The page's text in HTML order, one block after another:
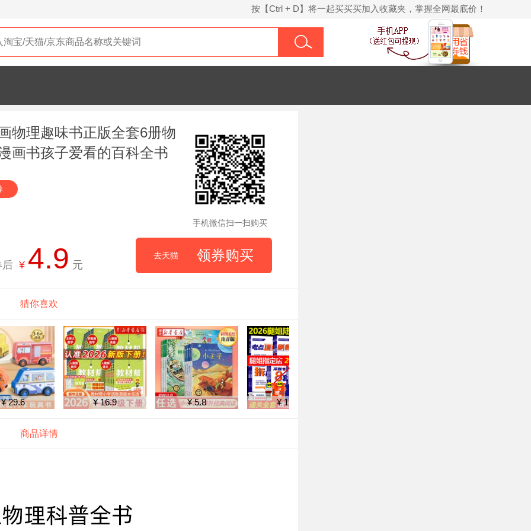
按【Ctrl + D】将一起买买买加入收藏夹，掌握全网最底价！
物理趣味书正版全套6册物
画书孩子爱看的百科全书
手机微信扫一扫购买
后 ¥ 4.9 元
去天猫 领券购买
猜你喜欢
¥ 29.6 ¥ 16.9 ¥ 5.8 ¥ 18.2
商品详情